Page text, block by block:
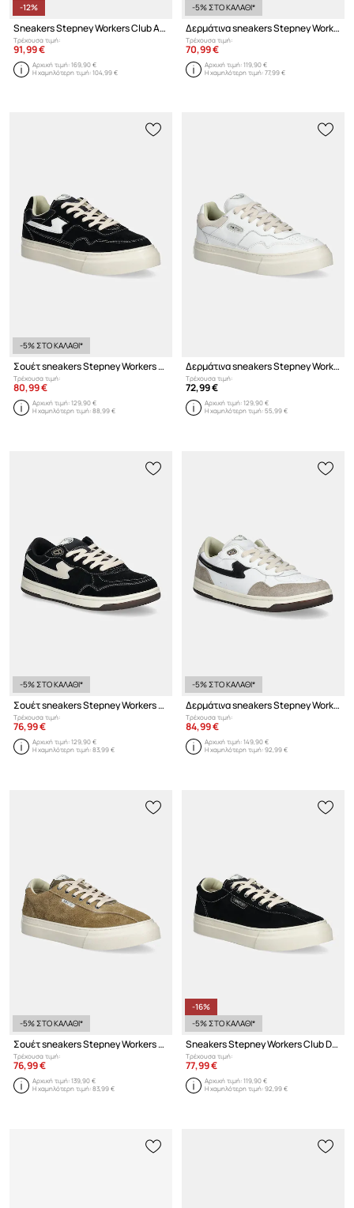
-12%
Sneakers Stepney Workers Club Amiel S-Strike Suede Mix
Τρέχουσα τιμή:
91,99 €
Αρχική τιμή:169,90 €
Η χαμηλότερη τιμή:104,99 €
-5% ΣΤΟ ΚΑΛΑΘΙ*
Δερμάτινα sneakers Stepney Workers Club Dellow 02 Cup Leather
Τρέχουσα τιμή:
70,99 €
Αρχική τιμή:119,90 €
Η χαμηλότερη τιμή:77,99 €
-5% ΣΤΟ ΚΑΛΑΘΙ*
Σουέτ sneakers Stepney Workers Club Pearl S-Strike Suede
Τρέχουσα τιμή:
80,99 €
Αρχική τιμή:129,90 €
Η χαμηλότερη τιμή:88,99 €
Δερμάτινα sneakers Stepney Workers Club Pearl Leather
Τρέχουσα τιμή:
72,99 €
Αρχική τιμή:129,90 €
Η χαμηλότερη τιμή:55,99 €
-5% ΣΤΟ ΚΑΛΑΘΙ*
Σουέτ sneakers Stepney Workers Club Pro Cup 01 S-Strike Suede
Τρέχουσα τιμή:
76,99 €
Αρχική τιμή:129,90 €
Η χαμηλότερη τιμή:83,99 €
-5% ΣΤΟ ΚΑΛΑΘΙ*
Δερμάτινα sneakers Stepney Workers Club Pro Cup 01 S-Strike Geo-Merged
Τρέχουσα τιμή:
84,99 €
Αρχική τιμή:149,90 €
Η χαμηλότερη τιμή:92,99 €
-5% ΣΤΟ ΚΑΛΑΘΙ*
Σουέτ sneakers Stepney Workers Club Dellow 02 Cup Geo-Merged
Τρέχουσα τιμή:
76,99 €
Αρχική τιμή:139,90 €
Η χαμηλότερη τιμή:83,99 €
-16%
-5% ΣΤΟ ΚΑΛΑΘΙ*
Sneakers Stepney Workers Club Dellow 02 Cup Suede
Τρέχουσα τιμή:
77,99 €
Αρχική τιμή:119,90 €
Η χαμηλότερη τιμή:92,99 €